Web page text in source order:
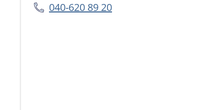
040-620 89 20